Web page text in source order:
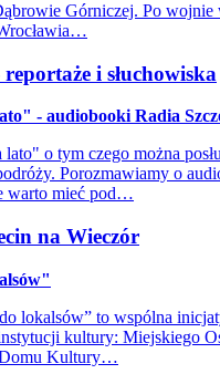
Górniczej. Po wojnie
i słuchowiska
- audiobooki Radia
o tym czego można
Porozmawiamy o
warto mieć pod…
na Wieczór
lokalsów” to wspólna
kultury: Miejskiego
Kultury…